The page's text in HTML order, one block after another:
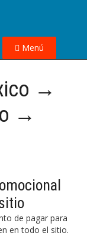
Menú
→
→
de pagar para
en todo el sitio.